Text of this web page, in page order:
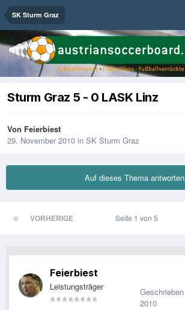
SK Sturm Graz
Sturm Graz 5 - 0 LASK Linz
Von Feierbiest
29. November 2010 in SK Sturm Graz
Auf dieses Thema antworten
VORHERIGE Seite 1 von 5
Feierbiest
Leistungsträger Geschrieben
2010